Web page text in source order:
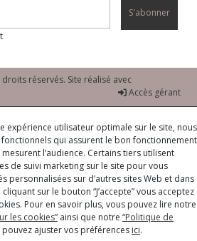
S'abonner
droits réservés. Site réalisé avec
Accès gérant
expérience utilisateur optimale sur le site, nous
qui assurent le bon fonctionnement
l’audience. Certains tiers utilisent
de suivi marketing sur le site pour vous
personnalisées sur d’autres sites Web et dans
sur le bouton “J’accepte” vous acceptez
Pour en savoir plus, vous pouvez lire notre
les cookies” ainsi que notre “Politique de
pouvez ajuster vos préférences ici.